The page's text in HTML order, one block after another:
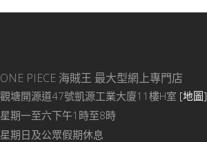
ONE PIECE 海賊王 最大型網上專門店
觀塘開源道47號凱源工業大廈11樓H室 [地圖]
星期一至六下午1時至8時
星期日及公眾假期休息